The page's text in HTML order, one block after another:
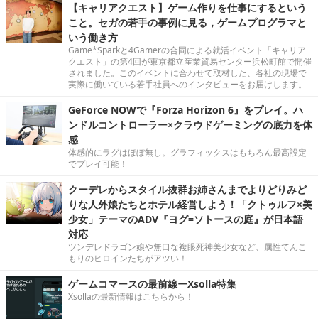
【キャリアクエスト】ゲーム作りを仕事にするという
こと。セガの若手の事例に見る，ゲームプログラマと
いう働き方
Game*Sparkと4Gamerの合同による就活イベント「キャリア
クエスト」の第4回が東京都立産業貿易センター浜松町館で開催
されました。このイベントに合わせて取材した、各社の現場で
実際に働いている若手社員へのインタビューをお届けします。
GeForce NOWで『Forza Horizon 6』をプレイ。ハ
ンドルコントローラー×クラウドゲーミングの底力を体
感
体感的にラグはほぼ無し。グラフィックスはもちろん最高設定
でプレイ可能！
クーデレからスタイル抜群お姉さんまでよりどりみど
りな人外娘たちとホテル経営しよう！「クトゥルフ×美
少女」テーマのADV『ヨグ=ソトースの庭』が日本語
対応
ツンデレドラゴン娘や無口な複眼死神美少女など、属性てんこ
もりのヒロインたちがアツい！
ゲームコマースの最前線ーXsolla特集
Xsollaの最新情報はこちらから！